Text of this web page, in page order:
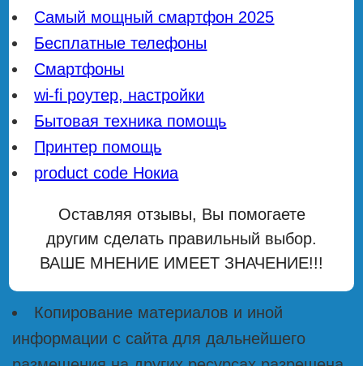
Самый мощный смартфон 2025
Бесплатные телефоны
Смартфоны
wi-fi роутер, настройки
Бытовая техника помощь
Принтер помощь
product code Нокиа
Оставляя отзывы, Вы помогаете
другим сделать правильный выбор.
ВАШЕ МНЕНИЕ ИМЕЕТ ЗНАЧЕНИЕ!!!
Копирование материалов и иной
информации с сайта для дальнейшего